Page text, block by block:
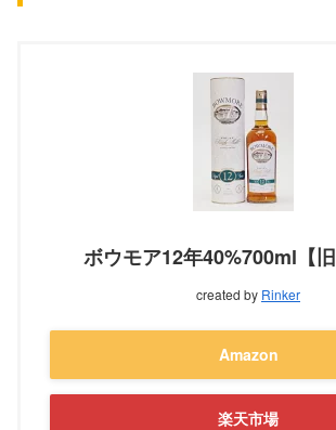
ボウモア12年40%700ml【旧
created by Rinker
Amazon
楽天市場